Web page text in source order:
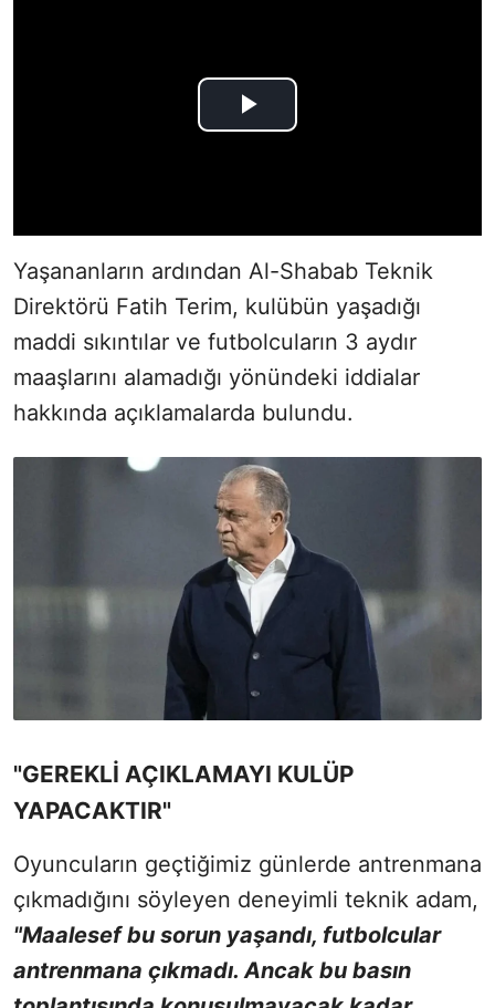
Yaşananların ardından Al-Shabab Teknik
Direktörü Fatih Terim, kulübün yaşadığı
maddi sıkıntılar ve futbolcuların 3 aydır
maaşlarını alamadığı yönündeki iddialar
hakkında açıklamalarda bulundu.
"GEREKLİ AÇIKLAMAYI KULÜP
YAPACAKTIR"
Oyuncuların geçtiğimiz günlerde antrenmana
çıkmadığını söyleyen deneyimli teknik adam,
"Maalesef bu sorun yaşandı, futbolcular
antrenmana çıkmadı. Ancak bu basın